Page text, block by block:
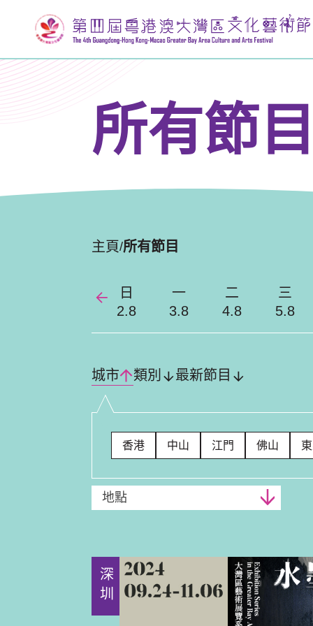
所有節
主頁/所有節目
Previous
日 一 二
三
2.8
3.8 4.8 5.8
城市 類別 最新節目
香港 中山 江門 佛山
地點
深圳